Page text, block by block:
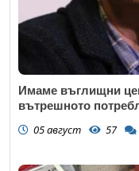
Имаме въглищни
вътрешното
05 август 57